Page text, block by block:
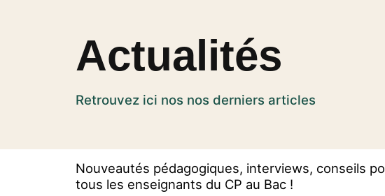
Actualités
Retrouvez ici nos nos derniers articles
Nouveautés pédagogiques, interviews, conseils
tous les enseignants du CP au Bac !